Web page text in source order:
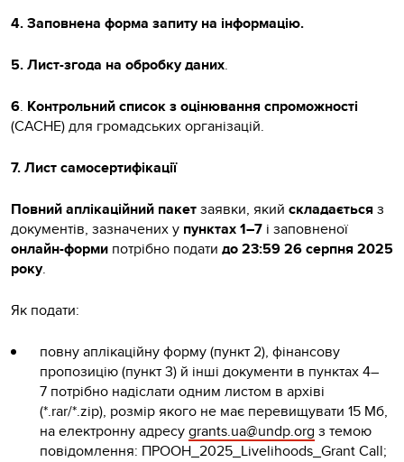
4. Заповнена форма запиту на інформацію.
5. Лист-згода на обробку даних.
6. Контрольний список з оцінювання спроможності
(CACHE) для громадських організацій.
7. Лист самосертифікації
Повний аплікаційний пакетзаявки, який складаєтьсяз
документів, зазначених у пунктах 1–7 і заповненої
онлайн-форми потрібно подати до 23:59 26 серпня 2025
року.
Як подати:
повну аплікаційну форму (пункт 2), фінансову
пропозицію (пункт 3) й інші документи в пунктах 4–
7 потрібно надіслати одним листом в архіві
(*.rar/*.zip), розмір якого не має перевищувати 15 Мб,
на електронну адресуgrants.ua@undp.org з темою
повідомлення: ПРООН_2025_Livelihoods_Grant Call;